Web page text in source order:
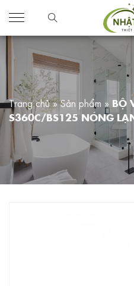
Trang chủ»Sản phẩm » BỘ
S360C/BS125 NÓNG